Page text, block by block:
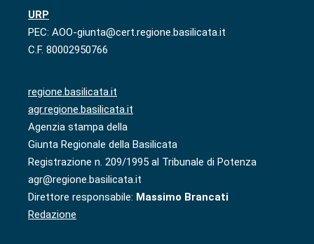
URP
PEC: AOO-giunta@cert.regione.basilicata.it
C.F. 80002950766
regione.basilicata.it
agr.regione.basilicata.it
Agenzia stampa della
Giunta Regionale della Basilicata
Registrazione n. 209/1995 al Tribunale di Potenza
agr@regione.basilicata.it
Direttore responsabile: Massimo Brancati
Redazione